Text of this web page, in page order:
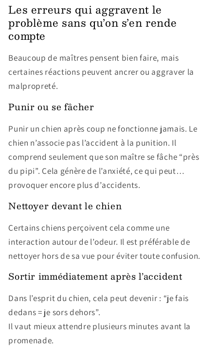
Les erreurs qui aggravent le
problème sans qu’on s’en rende
compte
Beaucoup de maîtres pensent bien faire, mais
certaines réactions peuvent ancrer ou aggraver la
malpropreté.
Punir ou se fâcher
Punir un chien après coup ne fonctionne jamais. Le
chien n’associe pas l’accident à la punition. Il
comprend seulement que son maître se fâche “près
du pipi”. Cela génère de l’anxiété, ce qui peut…
provoquer encore plus d’accidents.
Nettoyer devant le chien
Certains chiens perçoivent cela comme une
interaction autour de l’odeur. Il est préférable de
nettoyer hors de sa vue pour éviter toute confusion.
Sortir immédiatement après l’accident
Dans l’esprit du chien, cela peut devenir : “je fais
dedans = je sors dehors”.
Il vaut mieux attendre plusieurs minutes avant la
promenade.